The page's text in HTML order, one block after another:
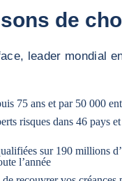
de
leader mondial
75 ans et par 50 000
risques dans 46 pays
sur 190 millions
l’année